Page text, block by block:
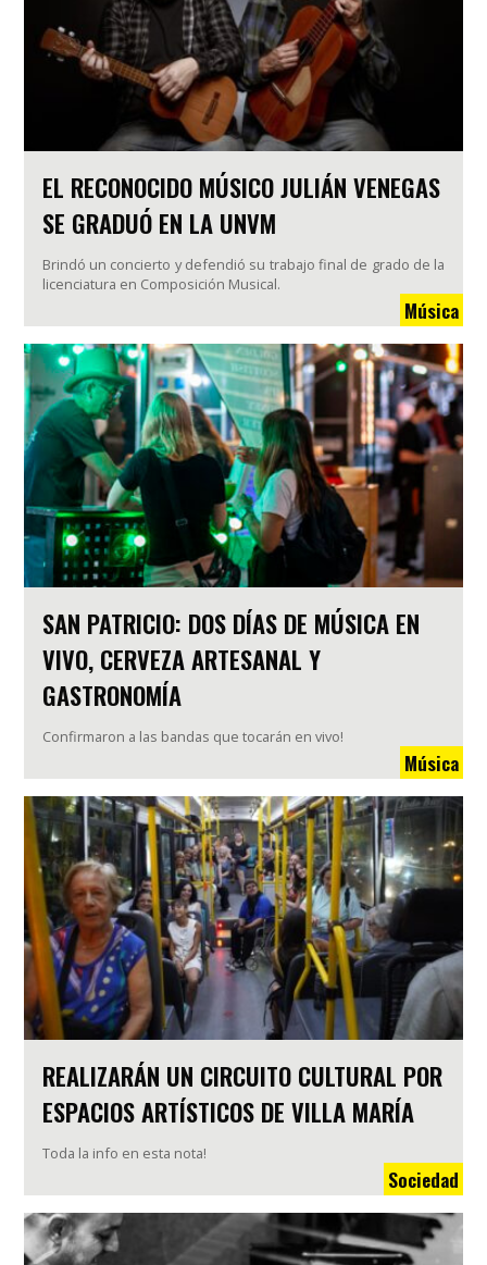
EL RECONOCIDO MÚSICO JULIÁN VENEGAS
SE GRADUÓ EN LA UNVM
Brindó un concierto y defendió su trabajo final de grado de la
licenciatura en Composición Musical.
Música
SAN PATRICIO: DOS DÍAS DE MÚSICA EN
VIVO, CERVEZA ARTESANAL Y
GASTRONOMÍA
Confirmaron a las bandas que tocarán en vivo!
Música
REALIZARÁN UN CIRCUITO CULTURAL POR
ESPACIOS ARTÍSTICOS DE VILLA MARÍA
Toda la info en esta nota!
Sociedad